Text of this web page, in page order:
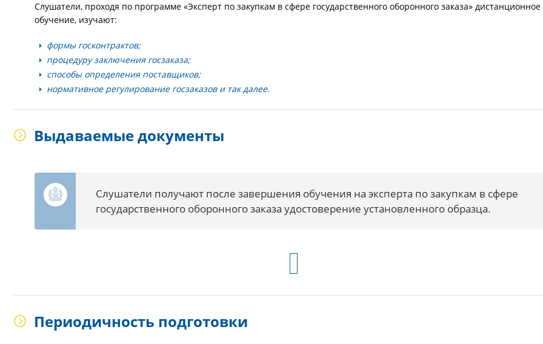
Слушатели, проходя по программе «Эксперт по закупкам в сфере государственного оборонного заказа» дистанционное
обучение, изучают:
формы госконтрактов;
процедуру заключения госзаказа;
способы определения поставщиков;
нормативное регулирование госзаказов и так далее.
Выдаваемые документы
Слушатели получают после завершения обучения на эксперта по закупкам в сфере
государственного оборонного заказа удостоверение установленного образца.
Периодичность подготовки